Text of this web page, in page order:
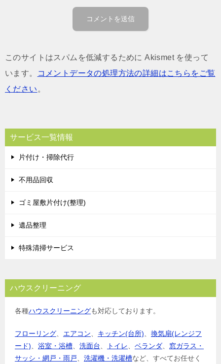
このサイトはスパムを低減するために Akismet を使って
います。
コメントデータの処理方法の詳細はこちらをご覧
ください 。
サービス一覧情報
片付け・掃除代行
不用品回収
ゴミ屋敷片付け(整理)
遺品整理
特殊清掃サービス
ハウスクリーニング
各種ハウスクリーニングも対応しております。
フローリング エアコン キッチン(台所)
換気扇(レンジフ
ード)
浴室・浴槽 洗面台 トイレ ベランダ
窓ガラス・
サッシ・網戸・雨戸
洗濯機・洗濯槽など、すべてお任せく